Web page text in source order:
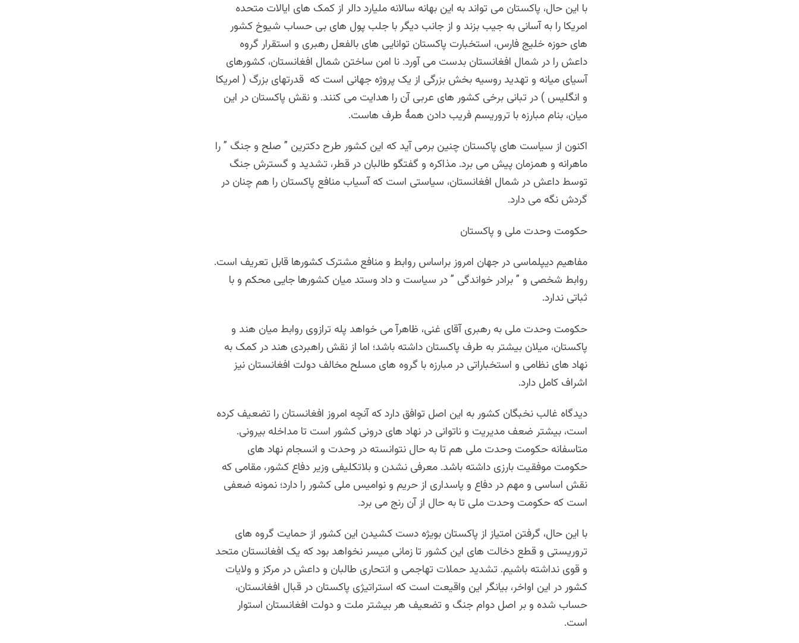
با این حال، پاکستان می تواند به این بهانه سالانه ملیارد دالر از کمک های ایالات متحده
امریکا را به آسانی به جیب بزند و از جانب دیگر با جلب پول های بی حساب شیوخ کشور
های حوزه خلیج فارس، استخبارت پاکستان توانایی های بالفعل رهبری و استقرار گروه
داعش را در شمال افغانستان بدست می آورد. نا امن ساختن شمال افغانستان، کشورهای
آسیای میانه و تهدید روسیه بخش بزرگی از یک پروژه جهانی است که قدرتهای بزرگ ( امریکا
و انگلیس ) در تبانی برخی کشور های عربی آن را هدایت می کنند. و نقش پاکستان در این
میان، بنام مبارزه با تروریسم فریب دادن همۀ طرف هاست.
اکنون از سیاست های پاکستان چنین برمی آید که این کشور طرح دکترین ” صلح و جنگ ” را
ماهرانه و همزمان پیش می برد. مذاکره و گفتگو طالبان در قطر، تشدید و گسترش جنگ
توسط داعش در شمال افغانستان، سیاستی است که آسیاب منافع پاکستان را هم چنان در
گردش نگه می دارد.
حکومت وحدت ملی و پاکستان
مفاهیم دیپلماسی در جهان امروز براساس روابط و منافع مشترک کشورها قابل تعریف است.
روابط شخصی و ” برادر خواندگی ” در سیاست و داد وستد میان کشورها جایی محکم و با
ثباتی ندارد.
حکومت وحدت ملی به رهبری آقای غنی، ظاهرآ می خواهد پله ترازوی روابط میان هند و
پاکستان، میلان بیشتر به طرف پاکستان داشته باشد؛ اما از نقش راهبردی هند در کمک به
نهاد های نظامی و استخباراتی در مبارزه با گروه های مسلح مخالف دولت افغانستان نیز
اشراف کامل دارد.
دیدگاه غالب نخبگان کشور به این اصل توافق دارد که آنچه امروز افغانستان را تضعیف کرده
است، بیشتر ضعف مدیریت و ناتوانی در نهاد های درونی کشور است تا مداخله بیرونی.
متاسفانه حکومت وحدت ملی هم تا به حال نتوانسته در وحدت و انسجام نهاد های
حکومت موفقیت بارزی داشته باشد. معرفی نشدن و بلاتکلیفی وزیر دفاع کشور، مقامی که
نقش اساسی و مهم در دفاع و پاسداری از حریم و نوامیس ملی کشور را دارد؛ نمونه ضعفی
است که حکومت وحدت ملی تا به حال از آن رنج می برد.
با این حال، گرفتن امتیاز از پاکستان بویژه دست کشیدن این کشور از حمایت گروه های
تروریستی و قطع دخالت های این کشور تا زمانی میسر نخواهد بود که یک افغانستان متحد
و قوی نداشته باشیم. تشدید حملات تهاجمی و انتحاری طالبان و داعش در مرکز و ولایات
کشور در این اواخر، بیانگر این واقیعت است که استراتیژی پاکستان در قبال افغانستان،
حساب شده و بر اصل دوام جنگ و تضعیف هر بیشتر ملت و دولت افغانستان استوار
است.